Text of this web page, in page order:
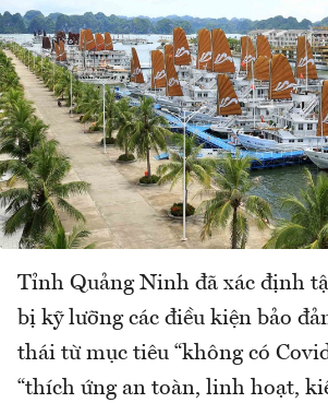
Tỉnh Quảng Ninh đã xác định
bị kỹ lưỡng các điều kiện bảo
thái từ mục tiêu “không có
“thích ứng an toàn, linh hoạt,